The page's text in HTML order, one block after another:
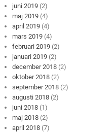
juni 2019 (2)
maj 2019 (4)
april 2019 (4)
mars 2019 (4)
februari 2019 (2)
januari 2019 (2)
december 2018 (2)
oktober 2018 (2)
september 2018 (2)
augusti 2018 (2)
juni 2018 (1)
maj 2018 (2)
april 2018 (7)